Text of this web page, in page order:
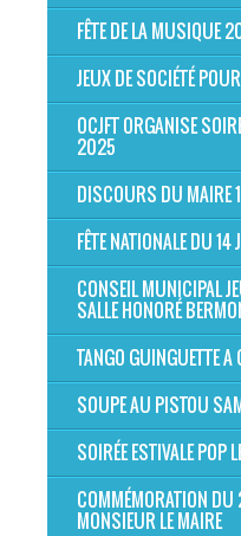
FÊTE DE LA MUSIQUE
JEUX DE SOCIÉTÉ
OCJFT ORGANISE
2025
DISCOURS DU MAIRE
FÊTE NATIONALE DU 14
CONSEIL MUNICIPAL
SALLE HONORÉ
TANGO GUINGUETTE
SOUPE AU PISTOU
SOIRÉE ESTIVALE POP
COMMÉMORATION
MONSIEUR LE MAIRE